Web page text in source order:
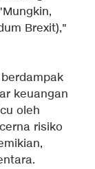
Brexit),"
keuangan
oleh
risiko